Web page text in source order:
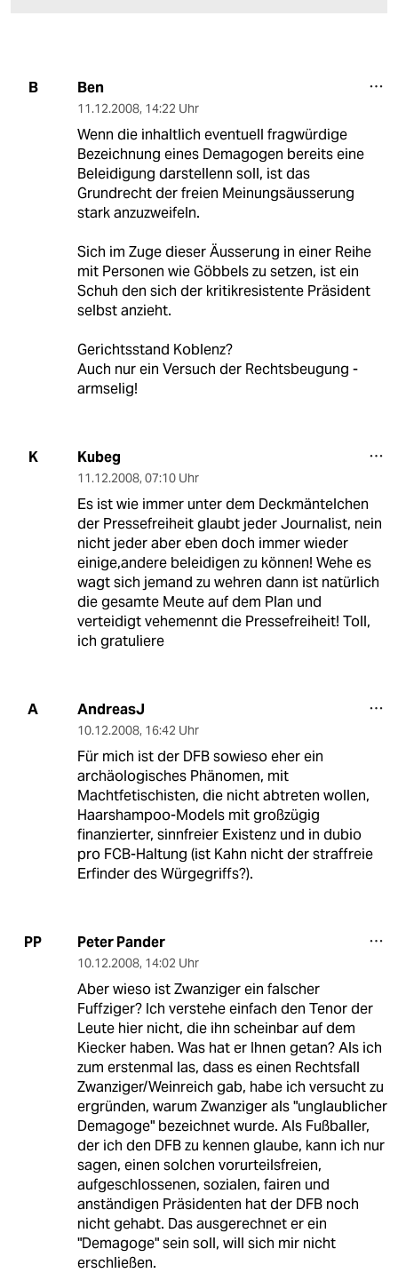
B Ben
11.12.2008, 14:22 Uhr
Wenn die inhaltlich eventuell fragwürdige
Bezeichnung eines Demagogen bereits eine
Beleidigung darstellenn soll, ist das
Grundrecht der freien Meinungsäusserung
stark anzuzweifeln.
Sich im Zuge dieser Äusserung in einer Reihe
mit Personen wie Göbbels zu setzen, ist ein
Schuh den sich der kritikresistente Präsident
selbst anzieht.
Gerichtsstand Koblenz?
Auch nur ein Versuch der Rechtsbeugung -
armselig!
K Kubeg
11.12.2008, 07:10 Uhr
Es ist wie immer unter dem Deckmäntelchen
der Pressefreiheit glaubt jeder Journalist, nein
nicht jeder aber eben doch immer wieder
einige,andere beleidigen zu können! Wehe es
wagt sich jemand zu wehren dann ist natürlich
die gesamte Meute auf dem Plan und
verteidigt vehemennt die Pressefreiheit! Toll,
ich gratuliere
A AndreasJ
10.12.2008, 16:42 Uhr
Für mich ist der DFB sowieso eher ein
archäologisches Phänomen, mit
Machtfetischisten, die nicht abtreten wollen,
Haarshampoo-Models mit großzügig
finanzierter, sinnfreier Existenz und in dubio
pro FCB-Haltung (ist Kahn nicht der straffreie
Erfinder des Würgegriffs?).
PP Peter Pander
10.12.2008, 14:02 Uhr
Aber wieso ist Zwanziger ein falscher
Fuffziger? Ich verstehe einfach den Tenor der
Leute hier nicht, die ihn scheinbar auf dem
Kiecker haben. Was hat er Ihnen getan? Als ich
zum erstenmal las, dass es einen Rechtsfall
Zwanziger/Weinreich gab, habe ich versucht zu
ergründen, warum Zwanziger als "unglaublicher
Demagoge" bezeichnet wurde. Als Fußballer,
der ich den DFB zu kennen glaube, kann ich nur
sagen, einen solchen vorurteilsfreien,
aufgeschlossenen, sozialen, fairen und
anständigen Präsidenten hat der DFB noch
nicht gehabt. Das ausgerechnet er ein
"Demagoge" sein soll, will sich mir nicht
erschließen.